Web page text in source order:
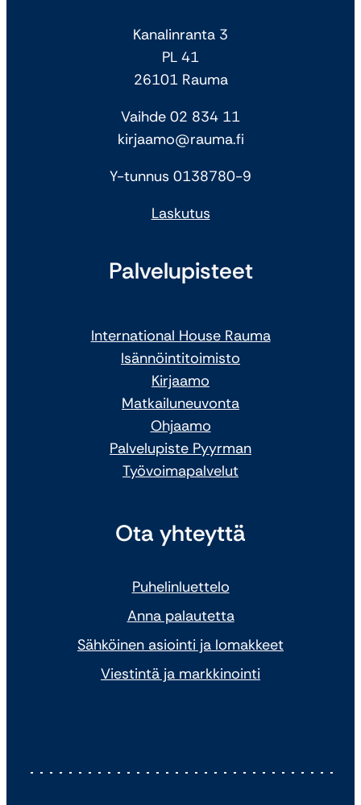
Kanalinranta 3
PL 41
26101 Rauma
Vaihde 02 834 11
kirjaamo@rauma.fi
Y-tunnus 0138780-9
Laskutus
Palvelupisteet
International House Rauma
Isännöintitoimisto
Kirjaamo
Matkailuneuvonta
Ohjaamo
Palvelupiste Pyyrman
Työvoimapalvelut
Ota yhteyttä
Puhelinluettelo
Anna palautetta
Sähköinen asiointi ja lomakkeet
Viestintä ja markkinointi